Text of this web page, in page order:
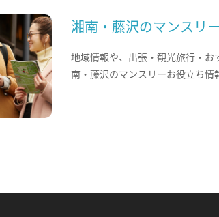
湘南・藤沢のマンスリ
地域情報や、出張・観光旅行・お
南・藤沢のマンスリーお役立ち情